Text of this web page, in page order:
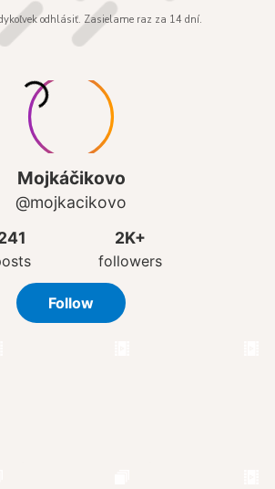
odhlásiť. Zasielame raz za 14 dní.